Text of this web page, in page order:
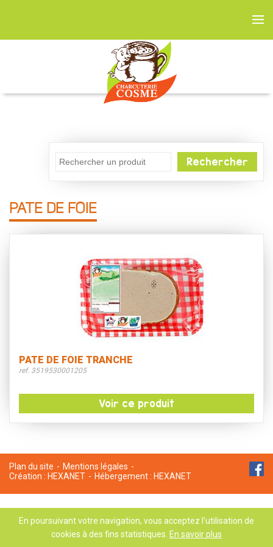
En poursuivant votre navigation, vous acceptez l’utilisation de
cookies à des fins statistiques. En savoir plus
Rechercher
PATE DE FOIE
PATE DE FOIE TRANCHE
ref. 3519530001205
Voir ce produit
Plan du site
Mentions légales
Création : HEXANET Hébergement : HEXANET